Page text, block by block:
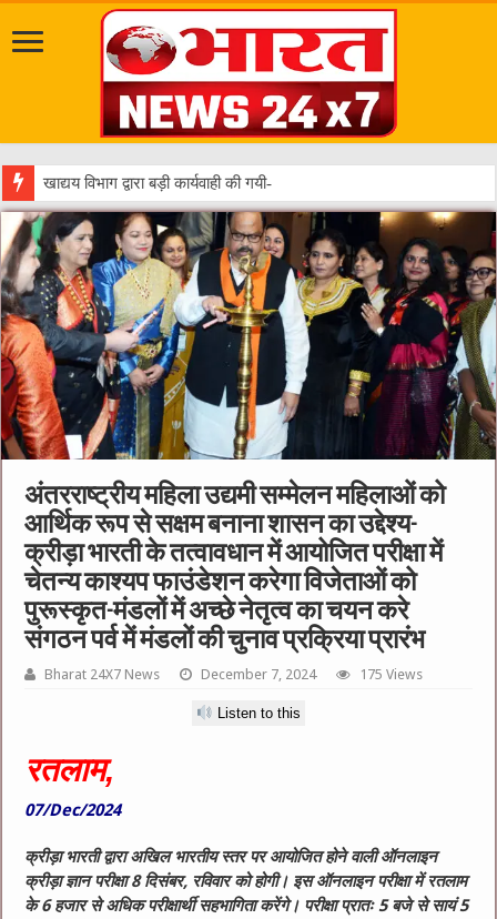
अंतरराष्ट्रीय महिला उद्यमी सम्मेलन महिलाओं को
आर्थिक रूप से सक्षम बनाना शासन का उद्देश्य-
क्रीड़ा भारती के तत्वावधान में आयोजित परीक्षा में
चेतन्य काश्यप फाउंडेशन करेगा विजेताओं को
पुरूस्कृत-मंडलों में अच्छे नेतृत्व का चयन करे
संगठन पर्व में मंडलों की चुनाव प्रक्रिया प्रारंभ
Bharat 24X7 News December 7, 2024 175 Views
Listen to this
रतलाम,
07/Dec/2024
क्रीड़ा भारती द्वारा अखिल भारतीय स्तर पर आयोजित होने वाली ऑनलाइन
क्रीड़ा ज्ञान परीक्षा 8 दिसंबर, रविवार को होगी। इस ऑनलाइन परीक्षा में रतलाम
के 6 हजार से अधिक परीक्षार्थी सहभागिता करेंगे। परीक्षा प्रातः 5 बजे से सायं 5